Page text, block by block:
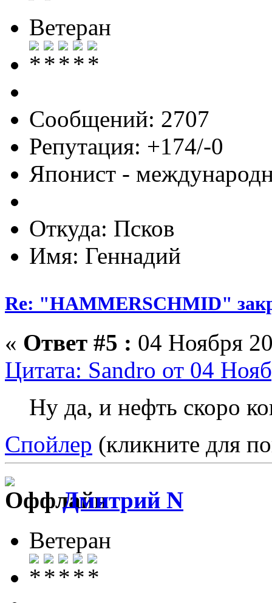
Ветеран
Сообщений: 2707
Репутация: +174/-0
Японист -
Откуда: Псков
Имя: Геннадий
Re: "HAMMERSCHMID"
« Ответ #5 : 04 Ноября
Цитата: Sandro от 04
Ну да, и нефть скоро
Спойлер (кликните для
Дмитрий N
Ветеран